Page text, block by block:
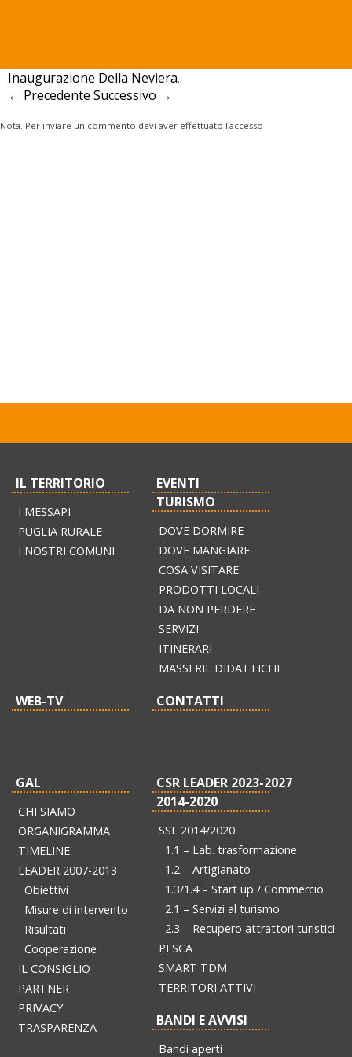
Inaugurazione Della Neviera.
← Precedente Successivo →
Nota. Per inviare un commento devi aver effettuato l'accesso
IL TERRITORIO
I MESSAPI
PUGLIA RURALE
I NOSTRI COMUNI
EVENTI
TURISMO
DOVE DORMIRE
DOVE MANGIARE
COSA VISITARE
PRODOTTI LOCALI
DA NON PERDERE
SERVIZI
ITINERARI
MASSERIE DIDATTICHE
WEB-TV CONTATTI
GAL
CHI SIAMO
ORGANIGRAMMA
TIMELINE
LEADER 2007-2013
Obiettivi
Misure di intervento
Risultati
Cooperazione
IL CONSIGLIO
PARTNER
PRIVACY
TRASPARENZA
CSR LEADER 2023-2027
2014-2020
SSL 2014/2020
1.1 – Lab. trasformazione
1.2 – Artigianato
1.3/1.4 – Start up / Commercio
2.1 – Servizi al turismo
2.3 – Recupero attrattori turistici
PESCA
SMART TDM
TERRITORI ATTIVI
BANDI E AVVISI
Bandi aperti